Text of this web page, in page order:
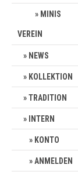
MINIS
VEREIN
NEWS
KOLLEKTION
TRADITION
INTERN
KONTO
ANMELDEN